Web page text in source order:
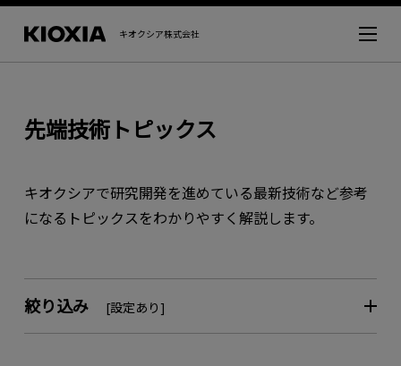
キオクシア株式会社
先端技術トピックス
キオクシアで研究開発を進めている最新技術など参考
になるトピックスをわかりやすく解説します。
絞り込み [設定あり]